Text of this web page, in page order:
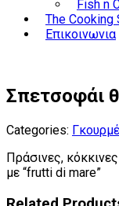
Fish n
The Cooking
Επικοινωνια
Σπετσοφάι
Categories:
Πράσινες,
με “frutti di mare”